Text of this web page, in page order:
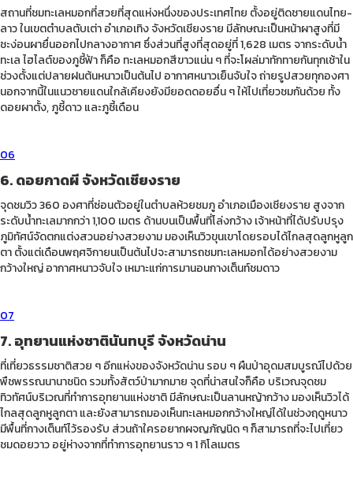
สถานที่ชมทะเลหมอกที่สวยที่สุดแห่งหนึ่งของประเทศไทย ตั้งอยู่ติดชายแดนไทย-
ลาว ในเขตตำบลตับเต่า อำเภอเทิง จังหวัดเชียงราย มีลักษณะเป็นหน้าผาสูงที่มี
ชะง่อนผายื่นออกไปกลางอากาศ ซึ่งส่วนที่สูงที่สุดอยู่ที่ 1,628 เมตร จากระดับน้ำ
ทะเล ไฮไลต์ของภูชี้ฟ้า ก็คือ ทะเลหมอกสีขาวแน่น ๆ ที่จะโผล่มาทักทายกันทุกเช้าใน
ช่วงตั้งแต่ปลายฝนต้นหนาวเป็นต้นไป อากาศหนาวเย็นจับใจ ถ่ายรูปสวยทุกองศา
นอกจากนี้ในแนวชายแดนใกล้เคียงยังมียอดดอยอื่น ๆ ให้ไปเที่ยวชมกันด้วย ทั้ง
ดอยผาตั้ง, ภูชี้ดาว และภูชี้เดือน
06
6. ดอยกาดผี จังหวัดเชียงราย
จุดชมวิว 360 องศาที่ซ่อนตัวอยู่ในตำบลห้วยชมภู อำเภอเมืองเชียงราย สูงจาก
ระดับน้ำทะเลมากกว่า 1,100 เมตร ด้านบนเป็นพื้นที่โล่งกว้าง เจ้าหน้าที่ได้ปรับปรุง
ภูมิทัศน์จัดตกแต่งสวนอย่างสวยงาม มองเห็นวิวขุนเขาโดยรอบได้ไกลสุดลูกหูลูก
ตา ตั้งแต่เดือนพฤศจิกายนเป็นต้นไปจะสามารถชมทะเลหมอกได้อย่างสวยงาม
กว้างใหญ่ อากาศหนาวจับใจ เหมาะแก่การมานอนกางเต็นท์ชมดาว
07
7. อุทยานแห่งชาตินันทบุรี จังหวัดน่าน
ที่เที่ยวธรรมชาติสวย ๆ อีกแห่งของจังหวัดน่าน รอบ ๆ ผืนป่าอุดมสมบูรณ์ไปด้วย
พืชพรรณนานาชนิด รวมทั้งสัตว์ป่ามากมาย จุดที่น่าสนใจก็คือ บริเวณจุดชม
ทิวทัศน์บริเวณที่ทำการอุทยานแห่งชาติ มีลักษณะเป็นลานหญ้ากว้าง มองเห็นวิวได้
ไกลสุดลูกหูลูกตา และยังสามารถมองเห็นทะเลหมอกกว้างใหญ่ได้ในช่วงฤดูหนาว
มีพื้นที่กางเต็นท์ไว้รองรับ ส่วนถ้าใครอยากผจญภัญนิด ๆ ก็สามารถที่จะไปเที่ยว
ชมดอยวาว อยู่ห่างจากที่ทำการอุทยานราว ๆ 1 กิโลเมตร